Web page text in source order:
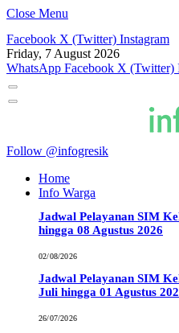
Close Menu
Facebook X (Twitter) Instagram
Friday, 7 August 2026
WhatsApp Facebook X (Twitter)
Follow @infogresik
Home
Info Warga
Jadwal Pelayanan SIM
hingga 08 Agustus 2026
02/08/2026
Jadwal Pelayanan SIM
Juli hingga 01 Agustus
26/07/2026